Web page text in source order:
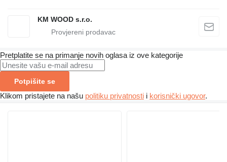
KM WOOD s.r.o.
Pretplatite se na primanje novih oglasa iz ove kategorije
Potpišite se
Klikom pristajete na našu politiku privatnosti i korisnički ugovor.